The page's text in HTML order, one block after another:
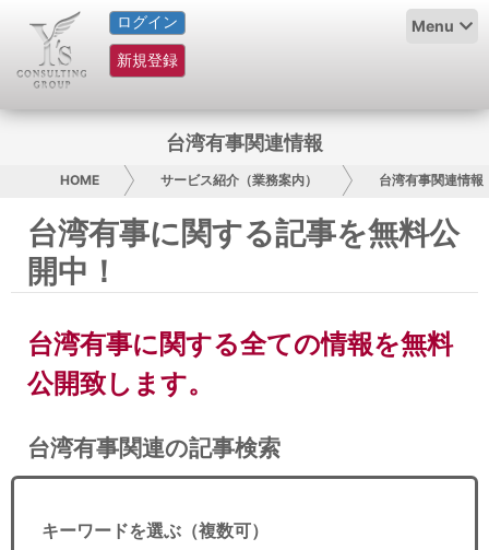
ログイン
新規登録
Menu
HOME
サービス紹介
グループ概要
採用情報
お問い合わせ
日本人にPR
コンサルティング
リサーチ
台湾有事関連情報
HOME サービス紹介（業務案内） 台湾有事関連情報
台湾有事に関する記事を無料公
開中！
台湾有事に関する全ての情報を無料
公開致します。
台湾有事関連の記事検索
キーワードを選ぶ（複数可）